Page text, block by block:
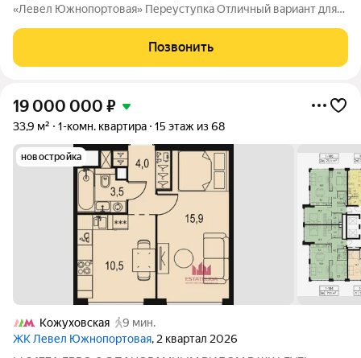
«Левел Южнопортовая» Переуступка Отличный вариант для
активно развивающейся локации, рядом Остров мечты, начата
реализация благоустройства
Позвонить
19 000 000 ₽
33,9 м² 1-комн. квартира 15 этаж из 68
новостройка
Кожуховская
9 мин.
ЖК Левел Южнопортовая, 2 квартал 2026